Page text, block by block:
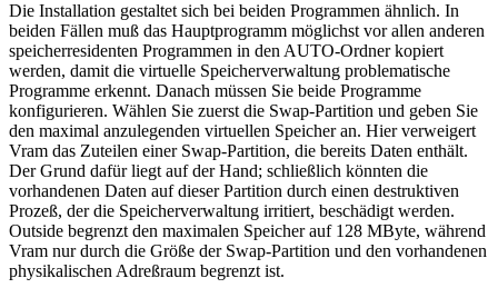
Die Installation gestaltet sich bei beiden Programmen ähnlich. In
beiden Fällen muß das Hauptprogramm möglichst vor allen anderen
speicherresidenten Programmen in den AUTO-Ordner kopiert
werden, damit die virtuelle Speicherverwaltung problematische
Programme erkennt. Danach müssen Sie beide Programme
konfigurieren. Wählen Sie zuerst die Swap-Partition und geben Sie
den maximal anzulegenden virtuellen Speicher an. Hier verweigert
Vram das Zuteilen einer Swap-Partition, die bereits Daten enthält.
Der Grund dafür liegt auf der Hand; schließlich könnten die
vorhandenen Daten auf dieser Partition durch einen destruktiven
Prozeß, der die Speicherverwaltung irritiert, beschädigt werden.
Outside begrenzt den maximalen Speicher auf 128 MByte, während
Vram nur durch die Größe der Swap-Partition und den vorhandenen
physikalischen Adreßraum begrenzt ist.